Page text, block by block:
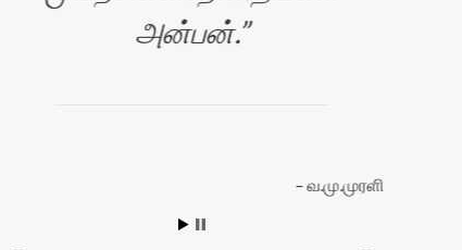
அன்பன்.
வ.மு.முரளி